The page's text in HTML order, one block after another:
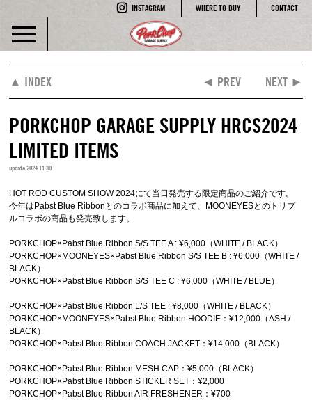
INSTAGRAM WHERE TO BUY CONTACT
▲ INDEX ◄ PREV NEXT ►
PORKCHOP GARAGE SUPPLY HRCS2024
LIMITED ITEMS
update:2024.11.30
HOT ROD CUSTOM SHOW 2024にて当日発売する限定商品のご紹介です。
今年はPabst Blue Ribbonとのコラボ商品に加えて、MOONEYESとのトリプ
ルコラボの商品も発売致します。
PORKCHOP×Pabst Blue Ribbon S/S TEE A : ¥6,000（WHITE / BLACK）
PORKCHOP×MOONEYES×Pabst Blue Ribbon S/S TEE B : ¥6,000（WHITE /
BLACK）
PORKCHOP×Pabst Blue Ribbon S/S TEE C : ¥6,000（WHITE / BLUE）
PORKCHOP×Pabst Blue Ribbon L/S TEE : ¥8,000（WHITE / BLACK）
PORKCHOP×MOONEYES×Pabst Blue Ribbon HOODIE：¥12,000（ASH /
BLACK）
PORKCHOP×Pabst Blue Ribbon COACH JACKET：¥14,000（BLACK）
PORKCHOP×Pabst Blue Ribbon MESH CAP：¥5,000（BLACK）
PORKCHOP×Pabst Blue Ribbon STICKER SET：¥2,000
PORKCHOP×Pabst Blue Ribbon AIR FRESHENER：¥700